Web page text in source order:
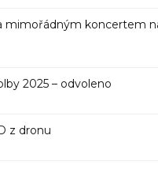
mimořádným koncertem
2025 – odvoleno
z dronu